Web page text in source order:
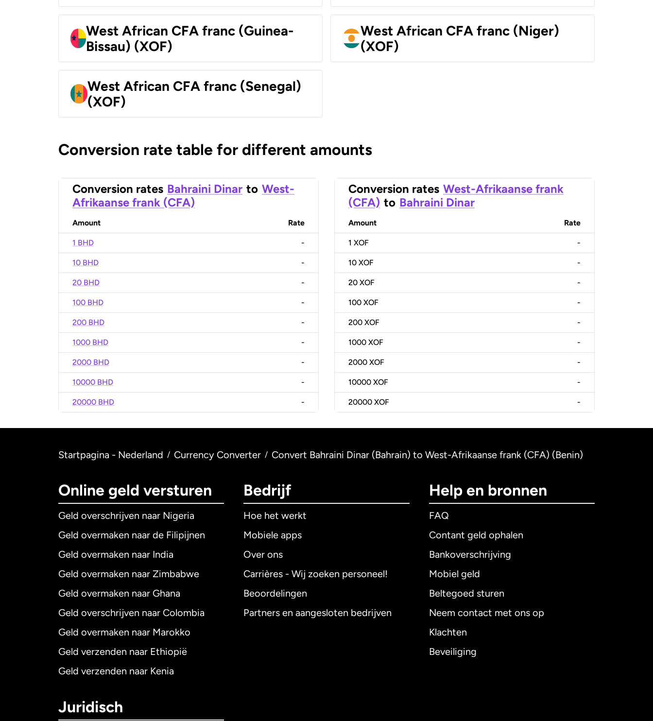
West African CFA franc (Guinea-
Bissau) (XOF)
West African CFA franc (Niger)
(XOF)
West African CFA franc (Senegal)
(XOF)
Conversion rate table for different amounts
Conversion rates Bahraini Dinar to West-
Afrikaanse frank (CFA)
Amount Rate
1 BHD -
10 BHD -
20 BHD -
100 BHD -
200 BHD -
1000 BHD -
2000 BHD -
10000 BHD -
20000 BHD -
Conversion rates West-Afrikaanse frank
(CFA) to Bahraini Dinar
Amount Rate
1 XOF -
10 XOF -
20 XOF -
100 XOF -
200 XOF -
1000 XOF -
2000 XOF -
10000 XOF -
20000 XOF -
Startpagina - Nederland / Currency Converter / Convert Bahraini Dinar (Bahrain) to West-Afrikaanse frank (CFA) (Benin)
Online geld versturen
Geld overschrijven naar Nigeria
Geld overmaken naar de Filipijnen
Geld overmaken naar India
Geld overmaken naar Zimbabwe
Geld overmaken naar Ghana
Geld overschrijven naar Colombia
Geld overmaken naar Marokko
Geld verzenden naar Ethiopië
Geld verzenden naar Kenia
Bedrijf
Hoe het werkt
Mobiele apps
Over ons
Carrières - Wij zoeken personeel!
Beoordelingen
Partners en aangesloten bedrijven
Help en bronnen
FAQ
Contant geld ophalen
Bankoverschrijving
Mobiel geld
Beltegoed sturen
Neem contact met ons op
Klachten
Beveiliging
Juridisch